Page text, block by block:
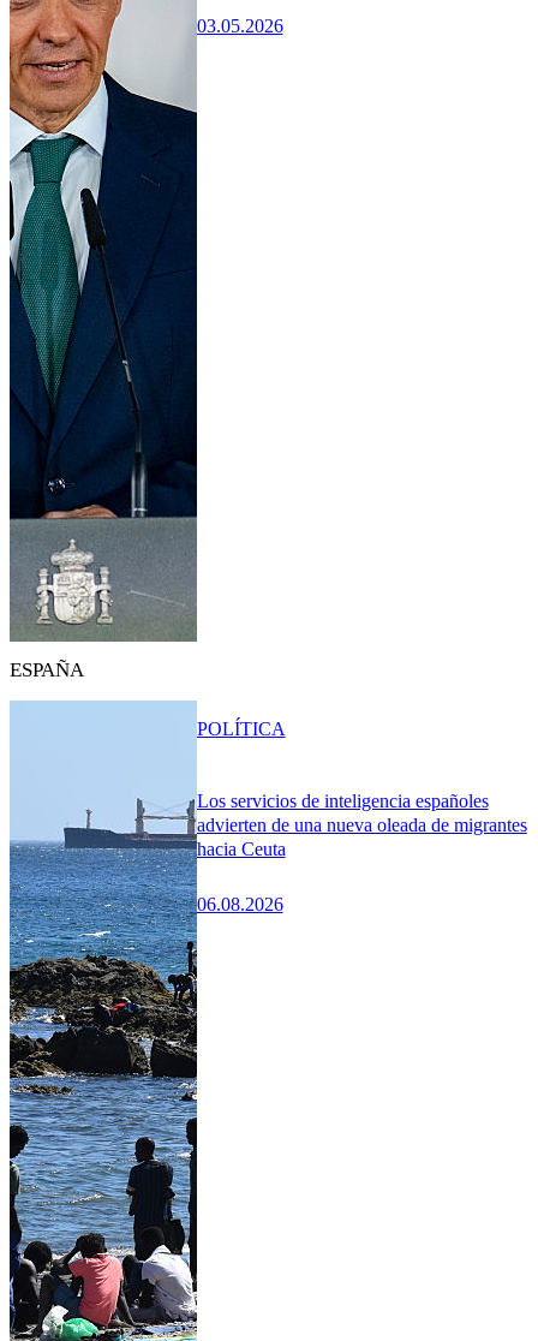
03.05.2026
ESPAÑA
Los servicios de inteligencia españoles
advierten de una nueva oleada de migrantes
hacia Ceuta
06.08.2026
POLÍTICA